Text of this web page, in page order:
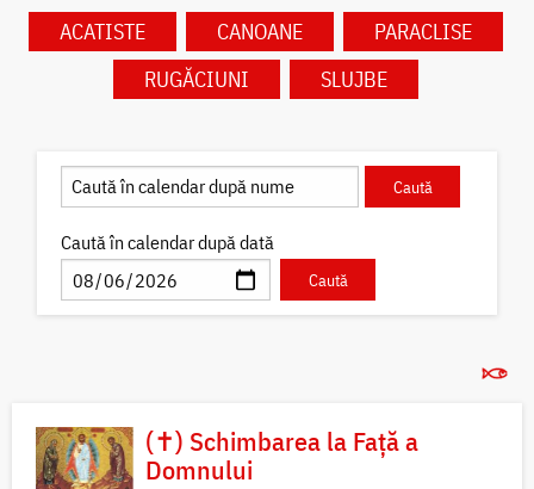
ACATISTE CANOANE
PARACLISE
RUGĂCIUNI
SLUJBE
Caută în calendar după dată
(✝) Schimbarea la Față a
Domnului